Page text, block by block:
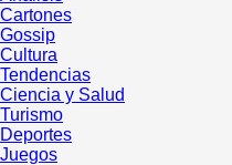
Cartones
Gossip
Cultura
Tendencias
Ciencia y Salud
Turismo
Deportes
Juegos